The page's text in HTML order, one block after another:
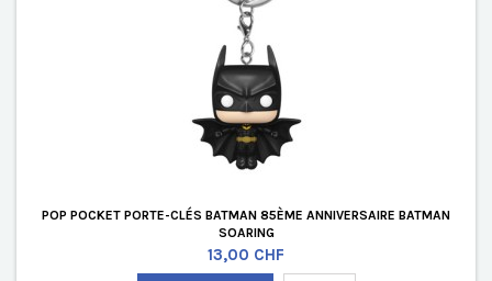
POP POCKET PORTE-CLÉS BATMAN 85ÈME ANNIVERSAIRE BATMAN
SOARING
Prix
13,00 CHF